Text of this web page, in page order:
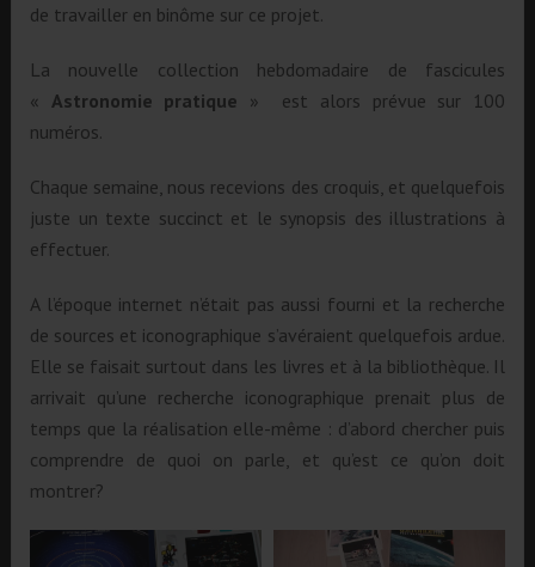
de travailler en binôme sur ce projet.
La nouvelle collection hebdomadaire de fascicules
« Astronomie pratique » est alors prévue sur 100
numéros.
Chaque semaine, nous recevions des croquis, et quelquefois
juste un texte succinct et le synopsis des illustrations à
effectuer.
A l’époque internet n’était pas aussi fourni et la recherche
de sources et iconographique s’avéraient quelquefois ardue.
Elle se faisait surtout dans les livres et à la bibliothèque. Il
arrivait qu’une recherche iconographique prenait plus de
temps que la réalisation elle-même : d’abord chercher puis
comprendre de quoi on parle, et qu’est ce qu’on doit
montrer?